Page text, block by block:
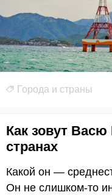
Города и страны
Как зовут
странах
Какой он —
Он не слишком-то